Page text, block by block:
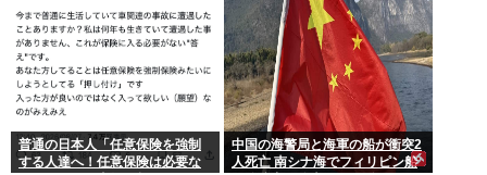
普通の日本人「任意保険を強制
する人達へ！任意保険は必要な
中国の海警局と海軍の船が衝突2
人死亡 南シナ海でフィリピン船